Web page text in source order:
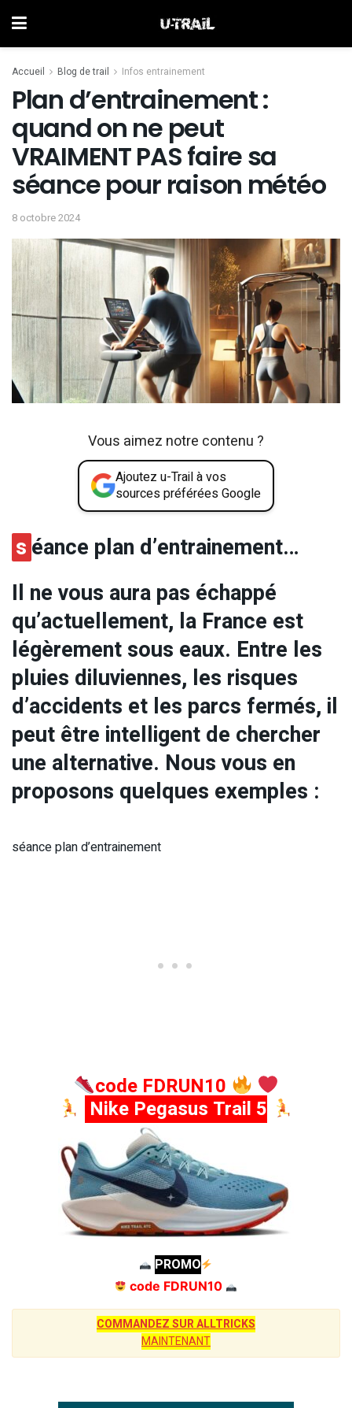
Accueil Blog de trail Infos entrainement
Plan d’entrainement :
quand on ne peut
VRAIMENT PAS faire sa
séance pour raison météo
8 octobre 2024
Vous aimez notre contenu ?
Ajoutez u-Trail à vos
sources préférées Google
s éance plan d’entrainement…
Il ne vous aura pas échappé
qu’actuellement, la France est
légèrement sous eaux. Entre les
pluies diluviennes, les risques
d’accidents et les parcs fermés, il
peut être intelligent de chercher
une alternative. Nous vous en
proposons quelques exemples :
séance plan d’entrainement
code FDRUN10
Nike Pegasus Trail 5
PROMO
code FDRUN10
COMMANDEZ SUR ALLTRICKS
MAINTENANT